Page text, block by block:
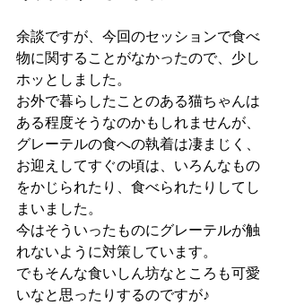
余談ですが、今回のセッションで食べ
物に関することがなかったので、少し
ホッとしました。
お外で暮らしたことのある猫ちゃんは
ある程度そうなのかもしれませんが、
グレーテルの食への執着は凄まじく、
お迎えしてすぐの頃は、いろんなもの
をかじられたり、食べられたりしてし
まいました。
今はそういったものにグレーテルが触
れないように対策しています。
でもそんな食いしん坊なところも可愛
いなと思ったりするのですが♪